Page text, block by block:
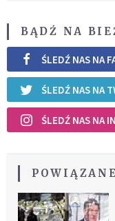
BĄDŹ NA
ŚLEDŹ NAS NA
ŚLEDŹ NAS NA
ŚLEDŹ NAS NA